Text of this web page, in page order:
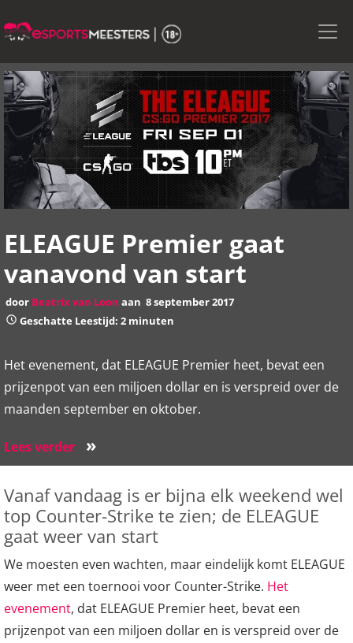
to
content
ELEAGUE Premier gaat
vanavond van start
door Beatrix van Loon aan 8 september 2017
Geschatte Leestijd: 2 minuten
Het evenement, dat ELEAGUE Premier heet, bevat een
prijzenpot van een miljoen dollar en is verspreid over de
maanden september en oktober.
Lees verder »
Vanaf vandaag is er bijna elk weekend wel
top Counter-Strike te zien; de ELEAGUE
gaat weer van start
We moesten even wachten, maar eindelijk komt ELEAGUE
weer met een toernooi voor Counter-Strike. Het
evenement, dat ELEAGUE Premier heet, bevat een
prijzenpot van een miljoen dollar en is verspreid over de